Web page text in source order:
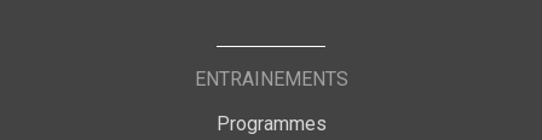
ENTRAINEMENTS
Programmes